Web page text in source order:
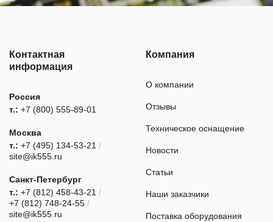
Контактная
информация
Россия
т.: +7 (800) 555-89-01
Москва
т.: +7 (495) 134-53-21 /
site@ik555.ru
Санкт-Петербург
т.: +7 (812) 458-43-21 /
+7 (812) 748-24-55 /
site@ik555.ru
Компания
О компании
Отзывы
Техническое оснащение
Новости
Статьи
Наши заказчики
Поставка оборудования